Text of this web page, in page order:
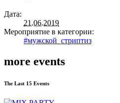
Дата:
21.06.2019
Мероприятие в категории:
#мужской_стриптиз
more events
The Last 15 Events